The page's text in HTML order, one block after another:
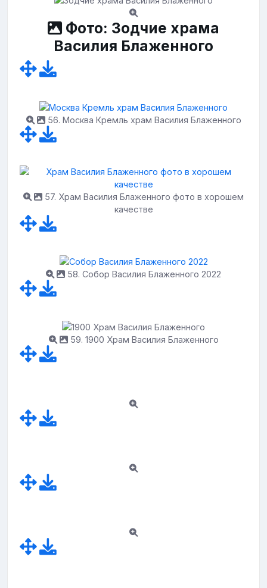
Фото: Зодчие храма
Василия Блаженного
56. Москва Кремль храм Василия Блаженного
57. Храм Василия Блаженного фото в хорошем
качестве
58. Собор Василия Блаженного 2022
59. 1900 Храм Василия Блаженного